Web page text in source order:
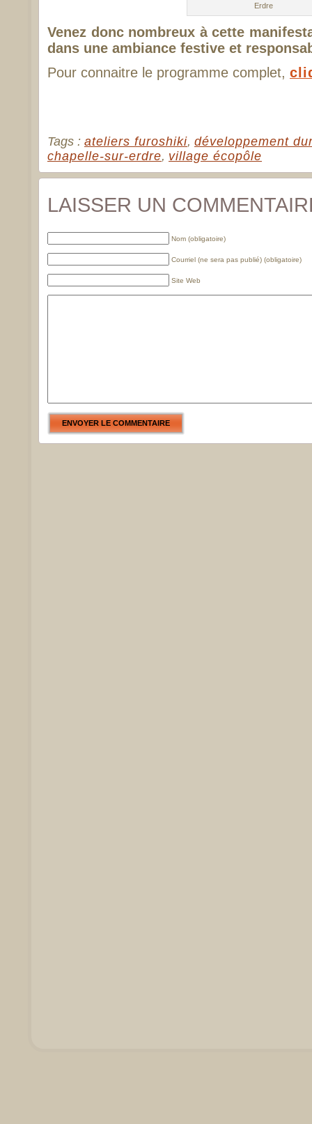
Erdre
Venez donc nombreux à cette
dans une ambiance festive et
Pour connaitre le programme complet,
Tags : ateliers furoshiki, développement
chapelle-sur-erdre, village écopôle
LAISSER UN
Nom (obligatoire)
Courriel (ne sera pas publié) (obligatoire)
Site Web
ENVOYER LE COMMENTAIRE